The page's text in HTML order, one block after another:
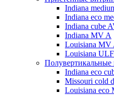
Indiana
Indiana eco
Indiana cube
Indiana MV A
Louisiana MV
Louisiana
Indiana eco
Missouri cold
Louisiana eco